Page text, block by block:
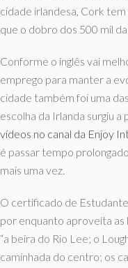
cidade irlandesa, Cork
que o dobro dos 500 mil
Conforme o inglês vai
emprego para manter a
cidade também foi uma
escolha da Irlanda surgiu a
vídeos no canal da Enjoy
é passar tempo
mais uma vez.
O certificado de
por enquanto aproveita as
“a beira do Rio Lee; o
caminhada do centro; os